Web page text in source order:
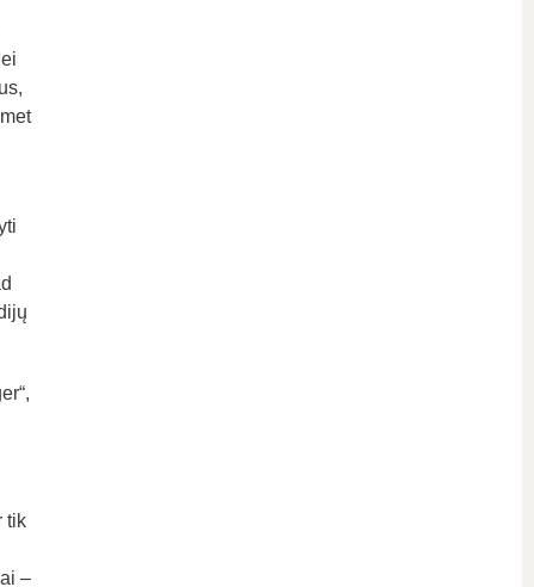
“,
tik
–